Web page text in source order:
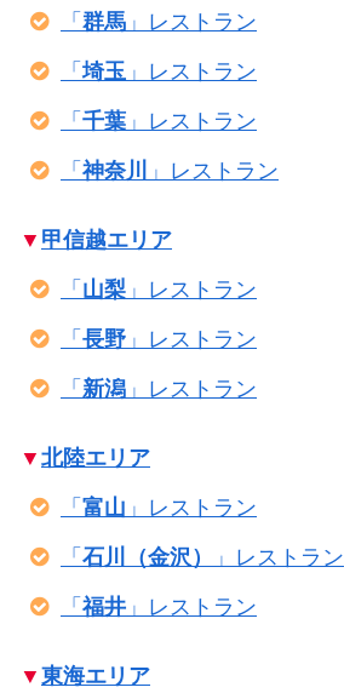
「 群馬 」レストラン
「埼玉 」レストラン
「 千葉 」レストラン
「 神奈川 」レストラン
▼ 甲信越エリア
「 山梨 」レストラン
「 長野 」レストラン
「 新潟 」レストラン
▼ 北陸エリア
「 富山 」レストラン
「 石川（金沢） 」レストラン
「 福井 」レストラン
▼ 東海エリア